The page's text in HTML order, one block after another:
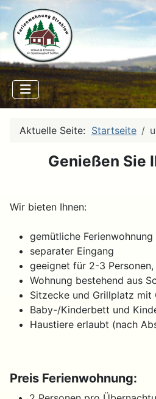
Aktuelle Seite: Startseite
Genießen Sie
Wir bieten Ihnen:
gemütliche
separater Eingang
geeignet für 2-3
Wohnung bestehend aus
Sitzecke und Grillplatz mit
Baby-/Kinderbett und
Haustiere erlaubt (nach
Preis Ferienwohnung: